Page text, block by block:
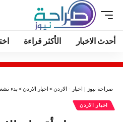
أحدث الاخبار الأكثر قراءة
صراحة نيوز | اخبار - الاردن> اخبار الاردن> بدء
اخبار الاردن